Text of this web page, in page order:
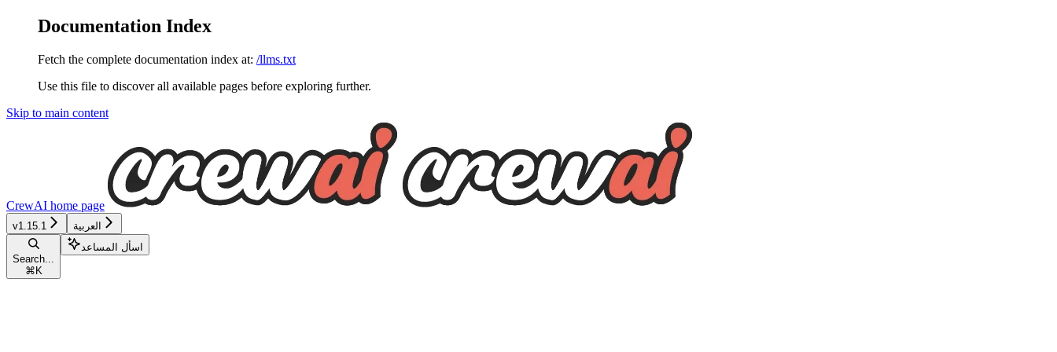
Documentation Index
Fetch the complete documentation index at: /llms.txt
Use this file to discover all available pages before exploring further.
Skip to main content
CrewAI home page
v1.15.1 العربية
Search...
⌘ K
اسأل المساعد